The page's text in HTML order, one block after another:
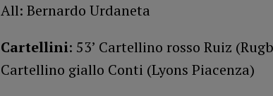
All: Bernardo Urdaneta
Cartellini: 53’ Cartellino rosso Ruiz
Cartellino giallo Conti (Lyons Piacenza)